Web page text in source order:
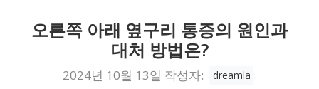
오른쪽 아래 옆구리 통증의 원인과
대처 방법은?
2024년 10월 13일 작성자: dreamla